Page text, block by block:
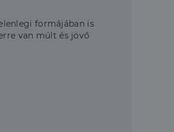
formájában is
van múlt és jövő